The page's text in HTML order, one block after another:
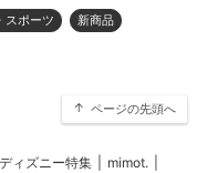
スポーツ 新商品
ページの先頭へ
ィズニー特集 mimot.